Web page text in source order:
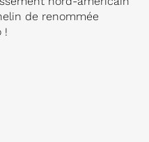
de renommée
!